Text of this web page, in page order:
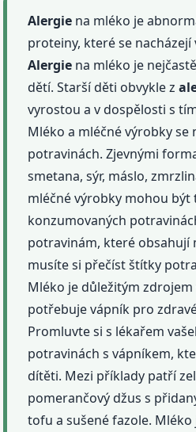
Alergie na mléko je
proteiny, které se nacházejí
Alergie na mléko je
dětí. Starší děti obvykle z
vyrostou a v dospělosti s
Mléko a mléčné výrobky se
potravinách. Zjevnými
smetana, sýr, máslo,
mléčné výrobky mohou být
konzumovaných
potravinám, které obsahují
musíte si přečíst štítky
Mléko je důležitým
potřebuje vápník pro
Promluvte si s lékařem
potravinách s vápníkem,
dítěti. Mezi příklady patří
pomerančový džus s
tofu a sušené fazole.